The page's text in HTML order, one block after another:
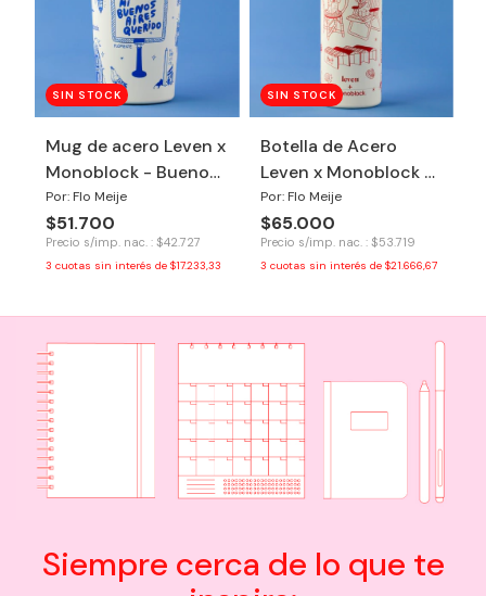
SIN STOCK
Mug de acero Leven x
Monoblock - Buenos
Aires
Por: Flo Meije
$51.700
Precio s/imp. nac. : $42.727
3 cuotas sin interés de $17.233,33
SIN STOCK
Botella de Acero
Leven x Monoblock -
Hola Verano
Por: Flo Meije
$65.000
Precio s/imp. nac. : $53.719
3 cuotas sin interés de $21.666,67
Siempre cerca de lo que te